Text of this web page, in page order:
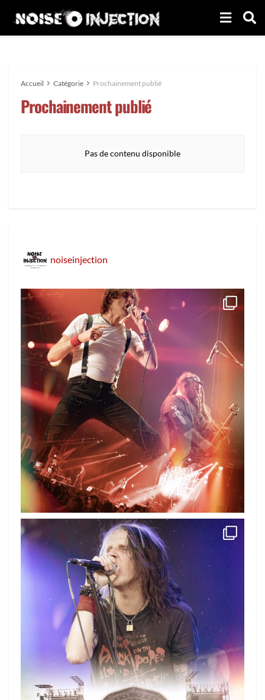
Accueil Catégorie Prochainement publié
Prochainement publié
Pas de contenu disponible
noiseinjection